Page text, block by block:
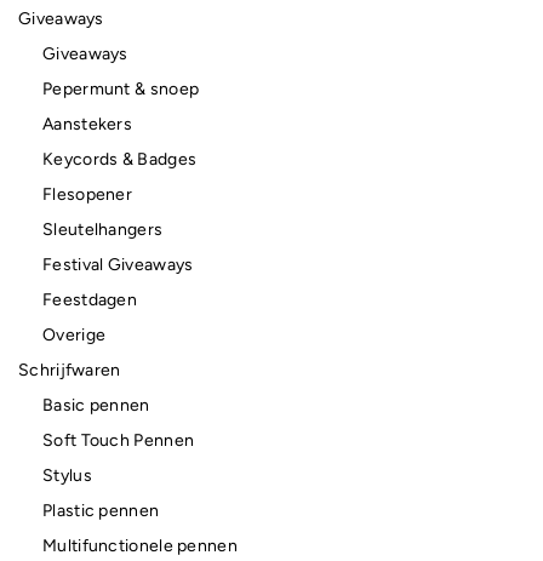
Giveaways
Giveaways
Pepermunt & snoep
Aanstekers
Keycords & Badges
Flesopener
Sleutelhangers
Festival Giveaways
Feestdagen
Overige
Schrijfwaren
Basic pennen
Soft Touch Pennen
Stylus
Plastic pennen
Multifunctionele pennen